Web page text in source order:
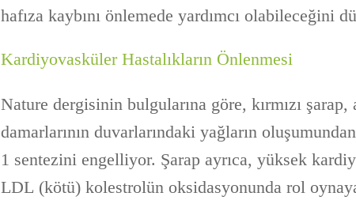
hafıza kaybını önlemede yardımcı olabileceğini
Kardiyovasküler Hastalıkların Önlenmesi
Nature dergisinin bulgularına göre, kırmızı
damarlarının duvarlarındaki yağların
1 sentezini engelliyor. Şarap ayrıca, yüksek
LDL (kötü) kolestrolün oksidasyonunda rol